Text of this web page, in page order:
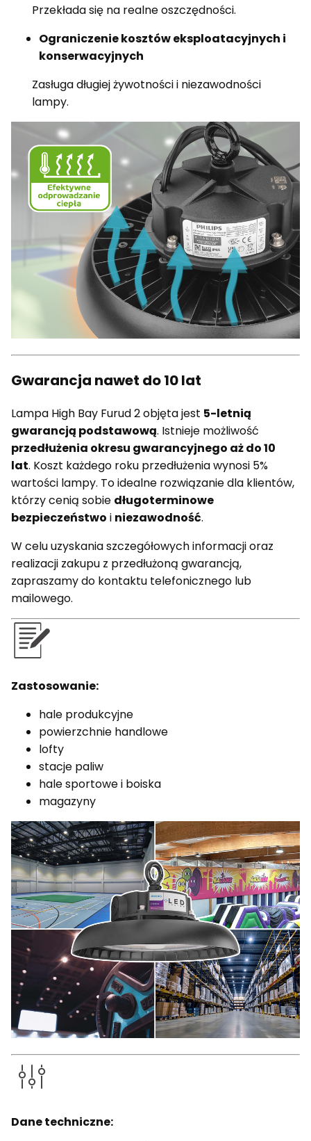
Przekłada się na realne oszczędności.
Ograniczenie kosztów eksploatacyjnych i
konserwacyjnych
Zasługa długiej żywotności i niezawodności
lampy.
Gwarancja nawet do 10 lat
Lampa High Bay Furud 2 objęta jest 5-letnią
gwarancją podstawową. Istnieje możliwość
przedłużenia okresu gwarancyjnego aż do 10
lat. Koszt każdego roku przedłużenia wynosi 5%
wartości lampy. To idealne rozwiązanie dla klientów,
którzy cenią sobie długoterminowe
bezpieczeństwo i niezawodność.
W celu uzyskania szczegółowych informacji oraz
realizacji zakupu z przedłużoną gwarancją,
zapraszamy do kontaktu telefonicznego lub
mailowego.
Zastosowanie:
hale produkcyjne
powierzchnie handlowe
lofty
stacje paliw
hale sportowe i boiska
magazyny
Dane techniczne: